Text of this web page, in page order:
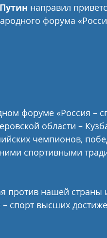
направил
форума
форуме «Россия –
области –
чемпионов,
спортивными
против нашей
спорт высших